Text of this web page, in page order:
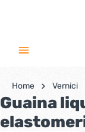
Home Vernici
Guaina